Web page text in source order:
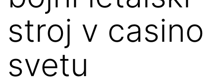
stroj v casino
svetu